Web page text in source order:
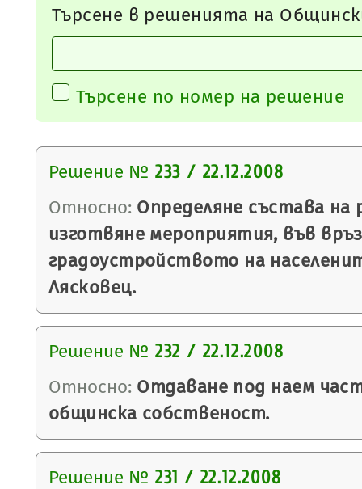
Търсене в решенията на
Търсене по номер на решение
Решение № 233 / 22.12.2008
Относно: Определяне състава на
изготвяне мероприятия, във
градоустройството на
Лясковец.
Решение № 232 / 22.12.2008
Относно: Отдаване под наем
общинска собственост.
Решение № 231 / 22.12.2008